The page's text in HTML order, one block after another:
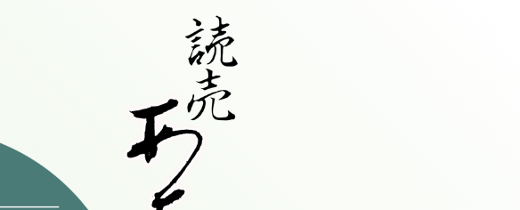
す。本サイトの閲覧・利用された場合は、以下の